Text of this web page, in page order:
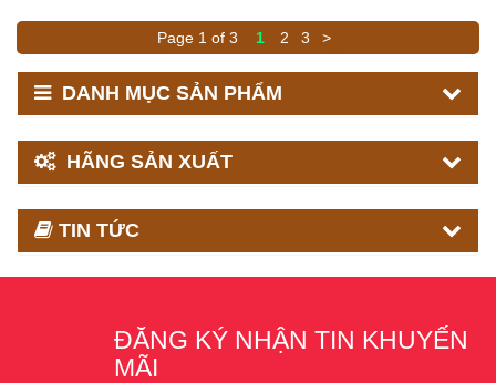
Page 1 of 3 1 2 3 >
DANH MỤC SẢN PHẨM
HÃNG SẢN XUẤT
TIN TỨC
ĐĂNG KÝ NHẬN TIN KHUYẾN
MÃI